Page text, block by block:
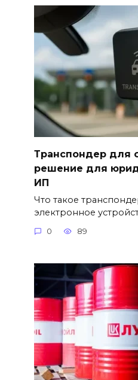
Транспондер для
решение для
ИП
Что такое
электронное
0 89